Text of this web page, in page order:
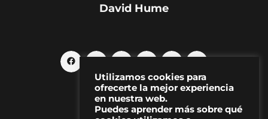
David Hume
Utilizamos cookies para
ofrecerte la mejor experiencia
en nuestra web.
Puedes aprender más sobre qué